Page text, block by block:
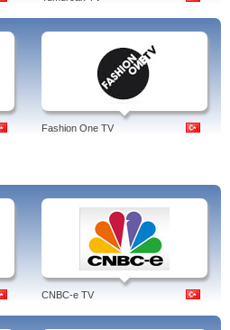
Fashion One TV
CNBC-e TV